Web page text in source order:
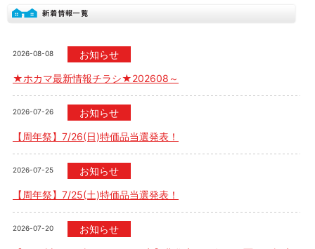
2026-08-08
お知らせ
★ホカマ最新情報チラシ★202608～
2026-07-26
お知らせ
【周年祭】7/26(日)特価品当選発表！
2026-07-25
お知らせ
【周年祭】7/25(土)特価品当選発表！
2026-07-20
お知らせ